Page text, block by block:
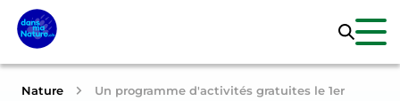
Nature
Un programme d'activités gratuites le 1er